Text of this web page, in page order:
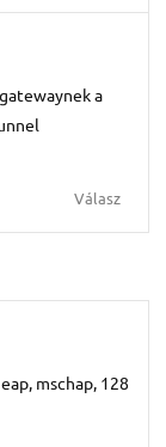
a
Válasz
mschap, 128